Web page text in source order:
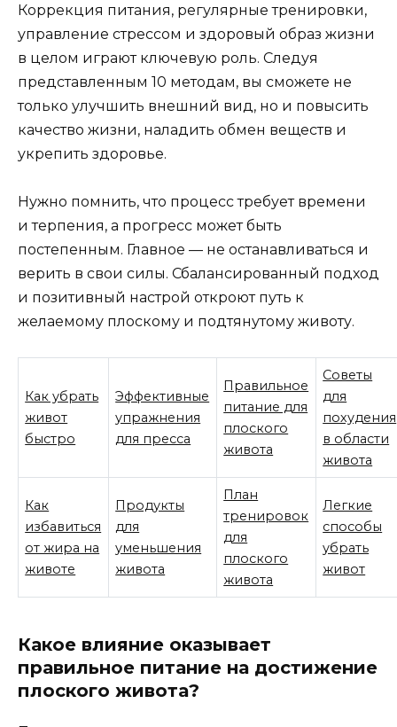
Коррекция питания, регулярные тренировки,
управление стрессом и здоровый образ жизни
в целом играют ключевую роль. Следуя
представленным 10 методам, вы сможете не
только улучшить внешний вид, но и повысить
качество жизни, наладить обмен веществ и
укрепить здоровье.
Нужно помнить, что процесс требует времени
и терпения, а прогресс может быть
постепенным. Главное — не останавливаться и
верить в свои силы. Сбалансированный подход
и позитивный настрой откроют путь к
желаемому плоскому и подтянутому животу.
Как убрать
живот
быстро
Эффективные
упражнения
для пресса
Правильное
питание для
плоского
живота
Советы
для
похудения
в области
живота
Как
избавиться
от жира на
животе
Продукты
для
уменьшения
живота
План
тренировок
для
плоского
живота
Легкие
способы
убрать
живот
Какое влияние оказывает
правильное питание на достижение
плоского живота?